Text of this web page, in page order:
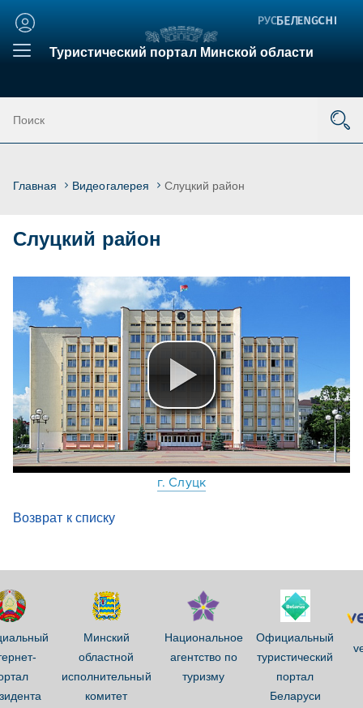
Туристический портал Минской области
Главная Видеогалерея Слуцкий район
Слуцкий район
г. Слуцк
Возврат к списку
Минский
областной
исполнительный
комитет
Национальное
агентство по
туризму
Официальный
туристический
портал
Беларуси